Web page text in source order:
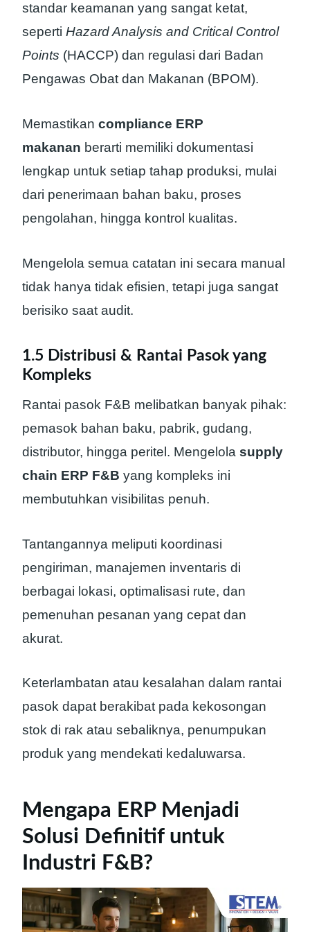
standar keamanan yang sangat ketat,
seperti Hazard Analysis and Critical Control
Points (HACCP) dan regulasi dari Badan
Pengawas Obat dan Makanan (BPOM).
Memastikan compliance ERP
makanan berarti memiliki dokumentasi
lengkap untuk setiap tahap produksi, mulai
dari penerimaan bahan baku, proses
pengolahan, hingga kontrol kualitas.
Mengelola semua catatan ini secara manual
tidak hanya tidak efisien, tetapi juga sangat
berisiko saat audit.
1.5 Distribusi & Rantai Pasok yang
Kompleks
Rantai pasok F&B melibatkan banyak pihak:
pemasok bahan baku, pabrik, gudang,
distributor, hingga peritel. Mengelola supply
chain ERP F&B yang kompleks ini
membutuhkan visibilitas penuh.
Tantangannya meliputi koordinasi
pengiriman, manajemen inventaris di
berbagai lokasi, optimalisasi rute, dan
pemenuhan pesanan yang cepat dan
akurat.
Keterlambatan atau kesalahan dalam rantai
pasok dapat berakibat pada kekosongan
stok di rak atau sebaliknya, penumpukan
produk yang mendekati kedaluwarsa.
Mengapa ERP Menjadi
Solusi Definitif untuk
Industri F&B?